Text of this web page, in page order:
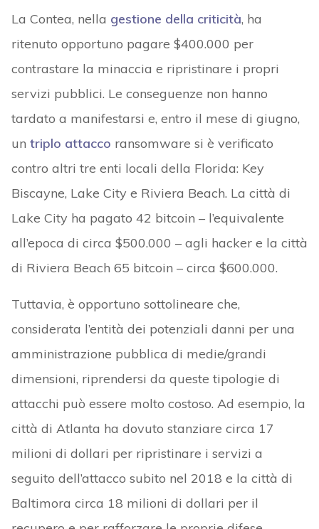
La Contea, nella gestione della criticità, ha
ritenuto opportuno pagare $400.000 per
contrastare la minaccia e ripristinare i propri
servizi pubblici. Le conseguenze non hanno
tardato a manifestarsi e, entro il mese di giugno,
un triplo attacco ransomware si è verificato
contro altri tre enti locali della Florida: Key
Biscayne, Lake City e Riviera Beach. La città di
Lake City ha pagato 42 bitcoin – l’equivalente
all’epoca di circa $500.000 – agli hacker e la città
di Riviera Beach 65 bitcoin – circa $600.000.
Tuttavia, è opportuno sottolineare che,
considerata l’entità dei potenziali danni per una
amministrazione pubblica di medie/grandi
dimensioni, riprendersi da queste tipologie di
attacchi può essere molto costoso. Ad esempio, la
città di Atlanta ha dovuto stanziare circa 17
milioni di dollari per ripristinare i servizi a
seguito dell’attacco subito nel 2018 e la città di
Baltimora circa 18 milioni di dollari per il